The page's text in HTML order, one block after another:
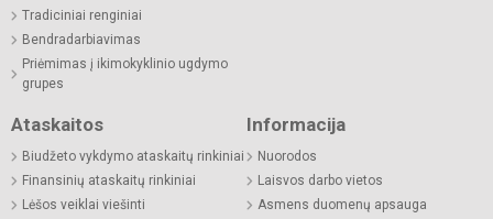
Tradiciniai renginiai
Bendradarbiavimas
Priėmimas į ikimokyklinio ugdymo
grupes
Ataskaitos
Biudžeto vykdymo ataskaitų rinkiniai
Finansinių ataskaitų rinkiniai
Lėšos veiklai viešinti
Informacija
Nuorodos
Laisvos darbo vietos
Asmens duomenų apsauga